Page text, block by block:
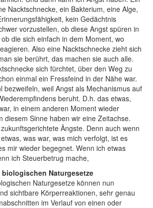
Nacktschnecke, ein Bakterium, eine Alge,
kein Gedächtnis
vorzustellen, ob diese Angst spüren in
die sich einfach in dem Moment, wo
Also eine Nacktschnecke zieht sich
sie berührt, das machen sie auch alle.
sich fürchtet, über den Weg zu
einmal ein Fressfeind in der Nähe war.
bezweifeln, weil Angst als Mechanismus auf
beruht. D.h. das etwas,
in einem anderen Moment wieder
diesem Sinne haben wir eine Zeitachse.
Ängste. Denn auch wenn
was war, was mich verfolgt, ist es
mir wieder begegnet. Wenn ich etwas
ich Steuerbetrug mache,
Naturgesetze
Naturgesetze können nun
sichtbare Körperreaktionen, sehr genau
im Verlauf von einen oder